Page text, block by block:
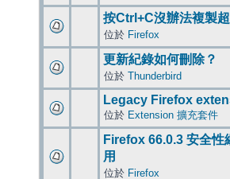
按Ctrl+C沒辦法複製
位於 Firefox
更新紀錄如何刪除？
位於 Thunderbird
Legacy Firefox
位於 Extension 擴充套件
Firefox 66.0.3 安全性
用
位於 Firefox